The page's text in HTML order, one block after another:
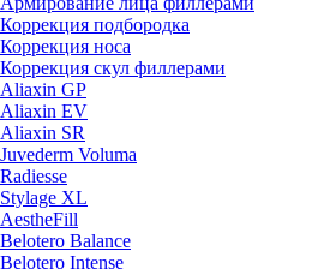
Коррекция подбородка
Коррекция носа
Коррекция скул филлерами
Aliaxin GP
Aliaxin EV
Aliaxin SR
Juvederm Voluma
Radiesse
Stylage XL
AestheFill
Belotero Balance
Belotero Intense